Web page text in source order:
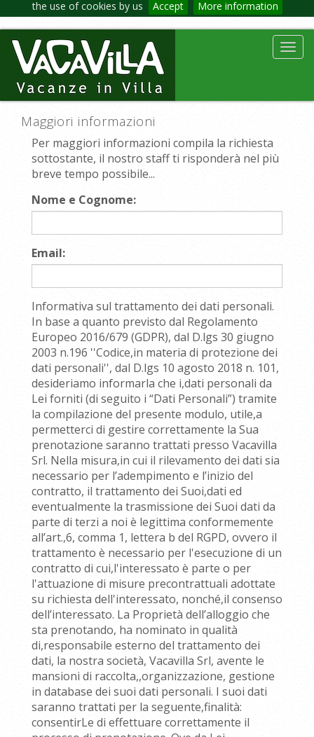
the use of cookies by us Accept More information
Maggiori informazioni
Per maggiori informazioni compila la richiesta
sottostante, il nostro staff ti risponderà nel più
breve tempo possibile...
Nome e Cognome:
Email:
Informativa sul trattamento dei dati personali.
In base a quanto previsto dal Regolamento
Europeo 2016/679 (GDPR), dal D.lgs 30 giugno
2003 n.196 ''Codice,in materia di protezione dei
dati personali'', dal D.lgs 10 agosto 2018 n. 101,
desideriamo informarla che i,dati personali da
Lei forniti (di seguito i “Dati Personali”) tramite
la compilazione del presente modulo, utile,a
permetterci di gestire correttamente la Sua
prenotazione saranno trattati presso Vacavilla
Srl. Nella misura,in cui il rilevamento dei dati sia
necessario per l’adempimento e l’inizio del
contratto, il trattamento dei Suoi,dati ed
eventualmente la trasmissione dei Suoi dati da
parte di terzi a noi è legittima conformemente
all’art.,6, comma 1, lettera b del RGPD, ovvero il
trattamento è necessario per l'esecuzione di un
contratto di cui,l'interessato è parte o per
l'attuazione di misure precontrattuali adottate
su richiesta dell'interessato, nonché,il consenso
dell’interessato. La Proprietà dell’alloggio che
sta prenotando, ha nominato in qualità
di,responsabile esterno del trattamento dei
dati, la nostra società, Vacavilla Srl, avente le
mansioni di raccolta,,organizzazione, gestione
in database dei suoi dati personali. I suoi dati
saranno trattati per la seguente,finalità:
consentirLe di effettuare correttamente il